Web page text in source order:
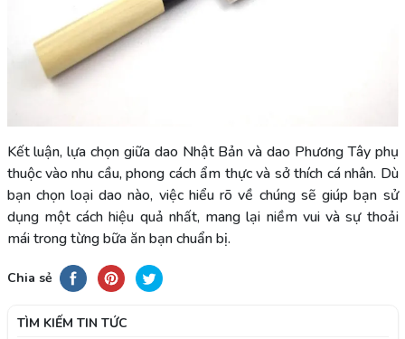
Kết luận, lựa chọn giữa dao Nhật Bản và dao Phương Tây phụ
thuộc vào nhu cầu, phong cách ẩm thực và sở thích cá nhân. Dù
bạn chọn loại dao nào, việc hiểu rõ về chúng sẽ giúp bạn sử
dụng một cách hiệu quả nhất, mang lại niềm vui và sự thoải
mái trong từng bữa ăn bạn chuẩn bị.
Chia sẻ
TÌM KIẾM TIN TỨC